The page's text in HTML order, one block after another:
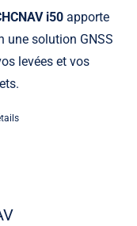
i50apporte
une solution GNSS
levées et vos